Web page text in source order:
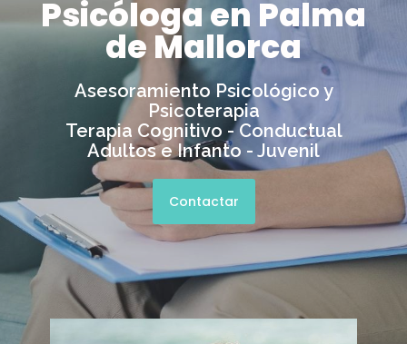
Psicóloga en Palma
de Mallorca
Asesoramiento Psicológico y
Psicoterapia
Terapia Cognitivo - Conductual
Adultos e Infanto - Juvenil
Contactar